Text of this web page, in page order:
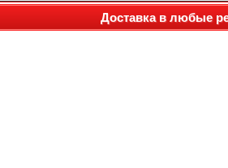
Доставка в любые